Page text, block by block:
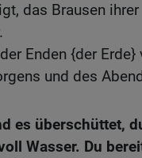
das Brausen ihrer
Enden {der Erde}
und des
es überschüttet,
Wasser. Du